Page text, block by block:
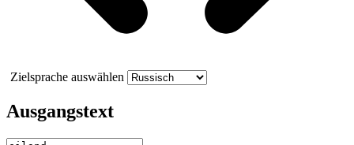
Zielsprache auswählen
Ausgangstext